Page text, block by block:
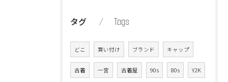
タグ Tags
どこ 買い付け ブランド キャップ
古着 一宮 古着屋 90s 80s Y2K